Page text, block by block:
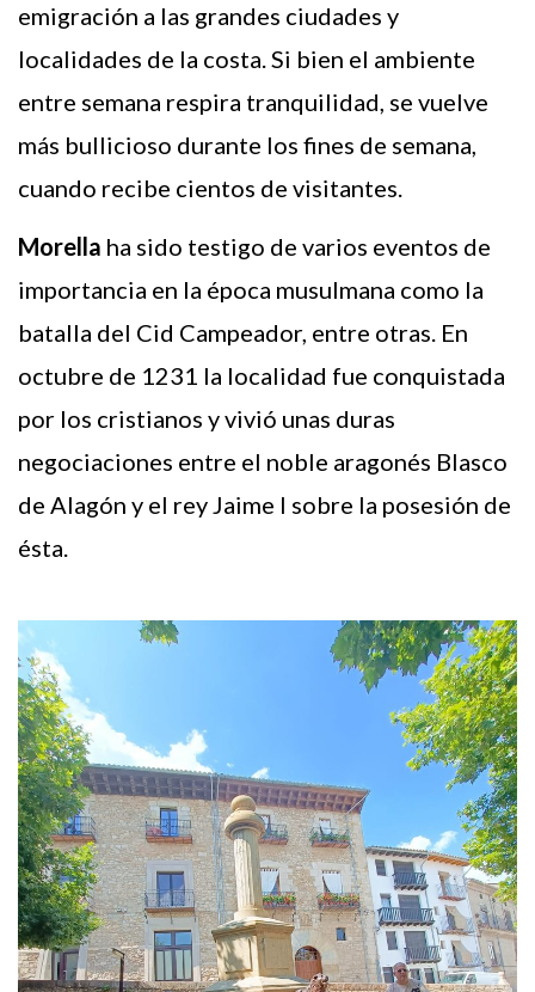
emigración a las grandes ciudades y
localidades de la costa. Si bien el ambiente
entre semana respira tranquilidad, se vuelve
más bullicioso durante los fines de semana,
cuando recibe cientos de visitantes.
Morella ha sido testigo de varios eventos de
importancia en la época musulmana como la
batalla del Cid Campeador, entre otras. En
octubre de 1231 la localidad fue conquistada
por los cristianos y vivió unas duras
negociaciones entre el noble aragonés Blasco
de Alagón y el rey Jaime I sobre la posesión de
ésta.